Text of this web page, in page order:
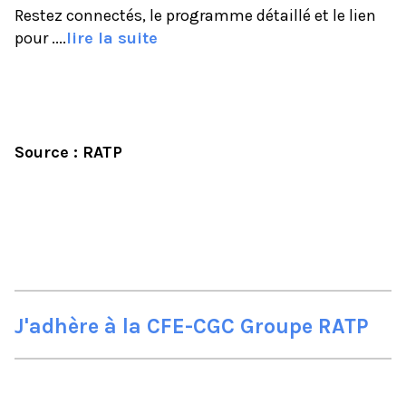
Restez connectés, le programme détaillé et le lien
pour ....lire la suite
Source : RATP
J'adhère à la CFE-CGC Groupe RATP